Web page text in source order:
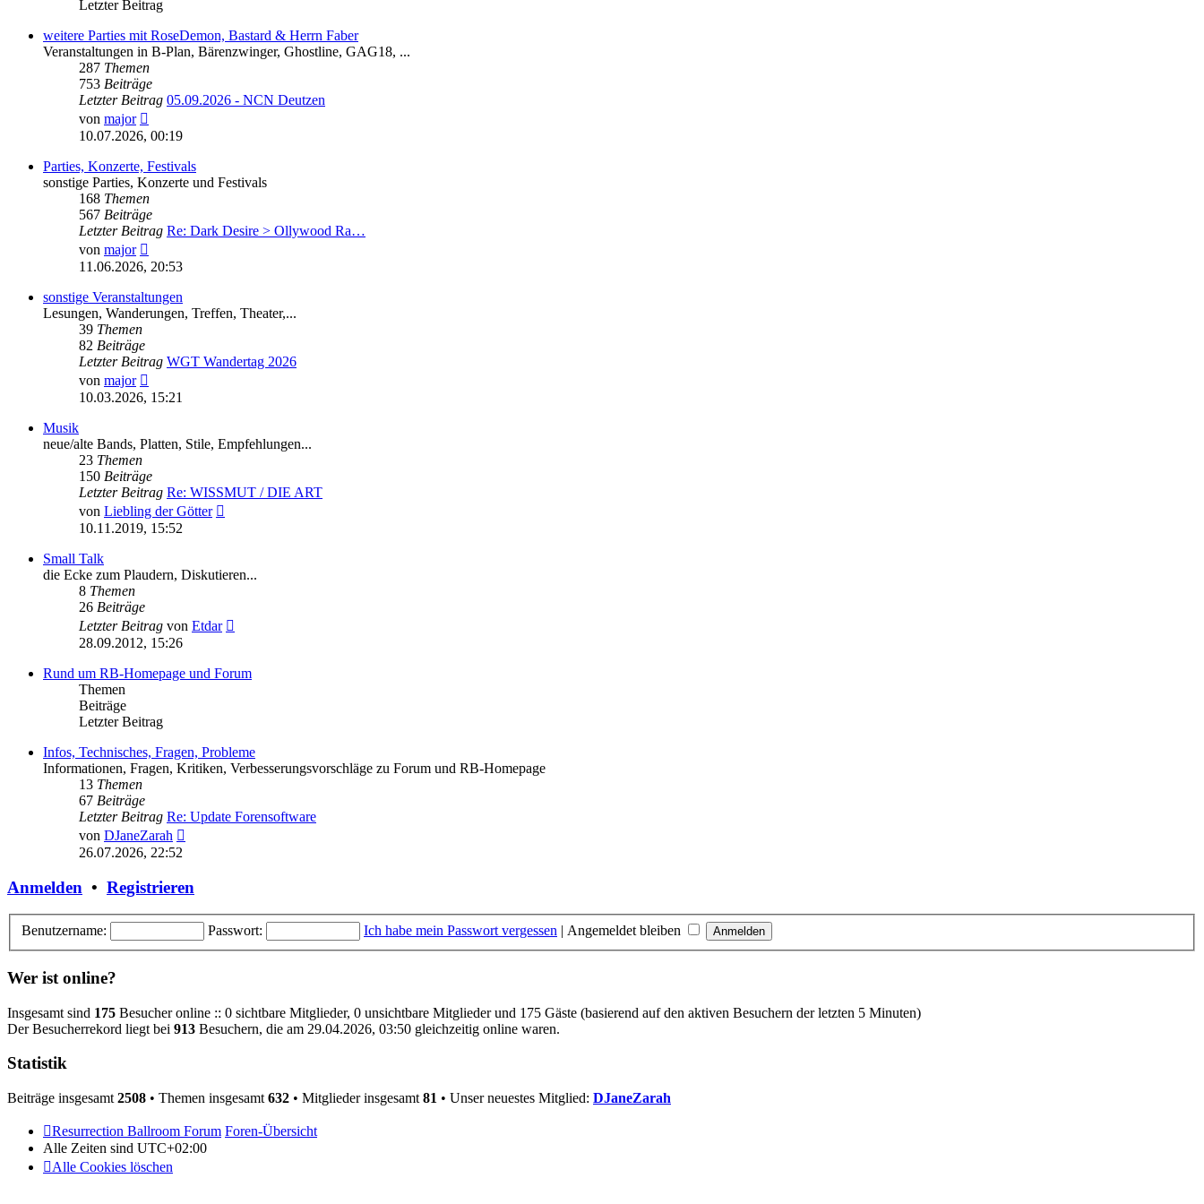
Letzter Beitrag
weitere Parties mit RoseDemon, Bastard & Herrn Faber
Veranstaltungen in B-Plan, Bärenzwinger, Ghostline, GAG18, ...
287 Themen
753 Beiträge
Letzter Beitrag 05.09.2026 - NCN Deutzen
von major
Beitrag
10.07.2026, 00:19
Parties, Konzerte, Festivals
sonstige Parties, Konzerte und Festivals
168 Themen
567 Beiträge
Letzter Beitrag Re: Dark Desire > Ollywood Ra…
von major
Beitrag
11.06.2026, 20:53
sonstige Veranstaltungen
Lesungen, Wanderungen, Treffen, Theater,...
39 Themen
82 Beiträge
Letzter Beitrag WGT Wandertag 2026
von major
Beitrag
10.03.2026, 15:21
Musik
neue/alte Bands, Platten, Stile, Empfehlungen...
23 Themen
150 Beiträge
Letzter Beitrag Re: WISSMUT / DIE ART
von Liebling der Götter
10.11.2019, 15:52
Small Talk
die Ecke zum Plaudern, Diskutieren...
8 Themen
26 Beiträge
Letzter Beitrag von Etdar
28.09.2012, 15:26
Rund um RB-Homepage und Forum
Themen
Beiträge
Letzter Beitrag
Infos, Technisches, Fragen, Probleme
Informationen, Fragen, Kritiken, Verbesserungsvorschläge zu Forum und RB-Homepage
13 Themen
67 Beiträge
Letzter Beitrag Re: Update Forensoftware
von DJaneZarah
26.07.2026, 22:52
Anmelden • Registrieren
Benutzername: Passwort: Ich habe mein Passwort vergessen | Angemeldet bleiben
Wer ist online?
Insgesamt sind 175 Besucher online :: 0 sichtbare Mitglieder, 0 unsichtbare Mitglieder und 175 Gäste (basierend auf den aktiven Besuchern der letzten 5 Minuten)
Der Besucherrekord liegt bei 913 Besuchern, die am 29.04.2026, 03:50 gleichzeitig online waren.
Statistik
Beiträge insgesamt 2508 • Themen insgesamt 632 • Mitglieder insgesamt 81 • Unser neuestes Mitglied: DJaneZarah
Resurrection Ballroom Forum Foren-Übersicht
Alle Zeiten sind UTC+02:00
Alle Cookies löschen